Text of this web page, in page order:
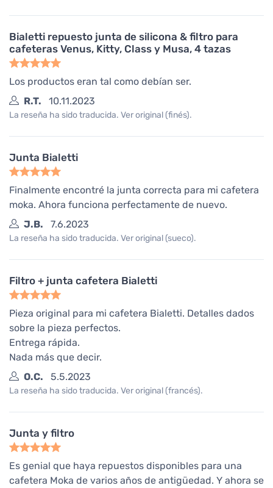
Bialetti repuesto junta de silicona & filtro para
cafeteras Venus, Kitty, Class y Musa, 4 tazas
Los productos eran tal como debían ser.
R.T.
10.11.2023
La reseña ha sido traducida. Ver original (finés).
Junta Bialetti
Finalmente encontré la junta correcta para mi cafetera
moka. Ahora funciona perfectamente de nuevo.
J.B.
7.6.2023
La reseña ha sido traducida. Ver original (sueco).
Filtro + junta cafetera Bialetti
Pieza original para mi cafetera Bialetti. Detalles dados
sobre la pieza perfectos.
Entrega rápida.
Nada más que decir.
O.C.
5.5.2023
La reseña ha sido traducida. Ver original (francés).
Junta y filtro
Es genial que haya repuestos disponibles para una
cafetera Moka de varios años de antigüedad. Y ahora se